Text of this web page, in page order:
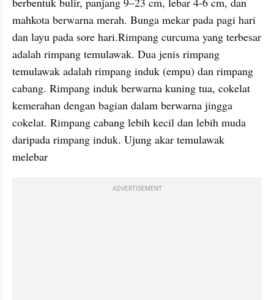
mahkota berwarna merah. Bunga mekar pada pagi hari
dan layu pada sore hari.Rimpang curcuma yang terbesar
adalah rimpang temulawak. Dua jenis rimpang
temulawak adalah rimpang induk (empu) dan rimpang
cabang. Rimpang induk berwarna kuning tua, cokelat
kemerahan dengan bagian dalam berwarna jingga
cokelat. Rimpang cabang lebih kecil dan lebih muda
daripada rimpang induk. Ujung akar temulawak
melebar
ADVERTISEMENT